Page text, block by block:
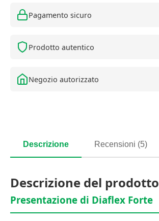
Pagamento sicuro
Prodotto autentico
Negozio autorizzato
Descrizione Recensioni (5)
Descrizione del prodotto
Presentazione di Diaflex Forte